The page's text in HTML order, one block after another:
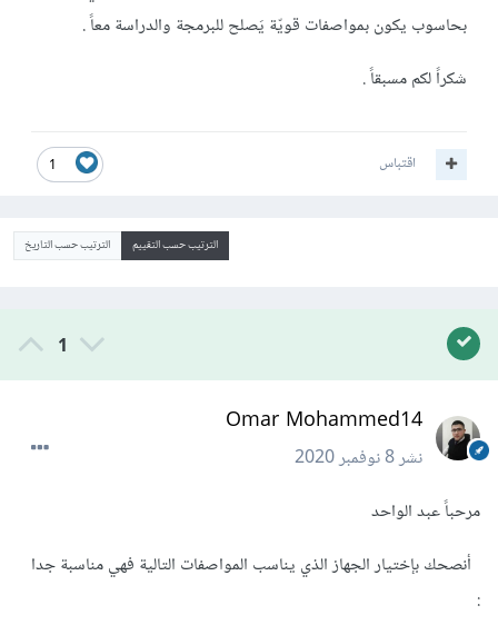
بحاسوب يكون بمواصفات قويّة يَصلح للبرمجة والدراسة معاً .
شكراً لكم مسبقاً .
1 اقتباس
الترتيب حسب التقييم الترتيب حسب التاريخ
1
Omar Mohammed14
نشر8 نوفمبر 2020
مرحباً عبد الواحد
أنصحك بإختيار الجهاز الذي يناسب المواصفات التالية فهي مناسبة جدا
: